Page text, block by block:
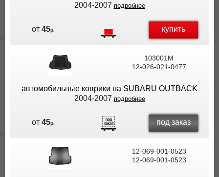
2004-2007 подробнее
от45р. купить
103001M
12-026-021-0477
автомобильные коврики на SUBARU OUTBACK
2004-2007 подробнее
от45р. под заказ
12-069-001-0523
12-069-001-0523